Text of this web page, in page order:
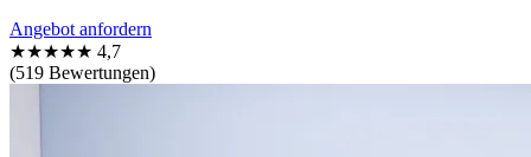
Angebot anfordern
★★★★★ 4,7
(519 Bewertungen)